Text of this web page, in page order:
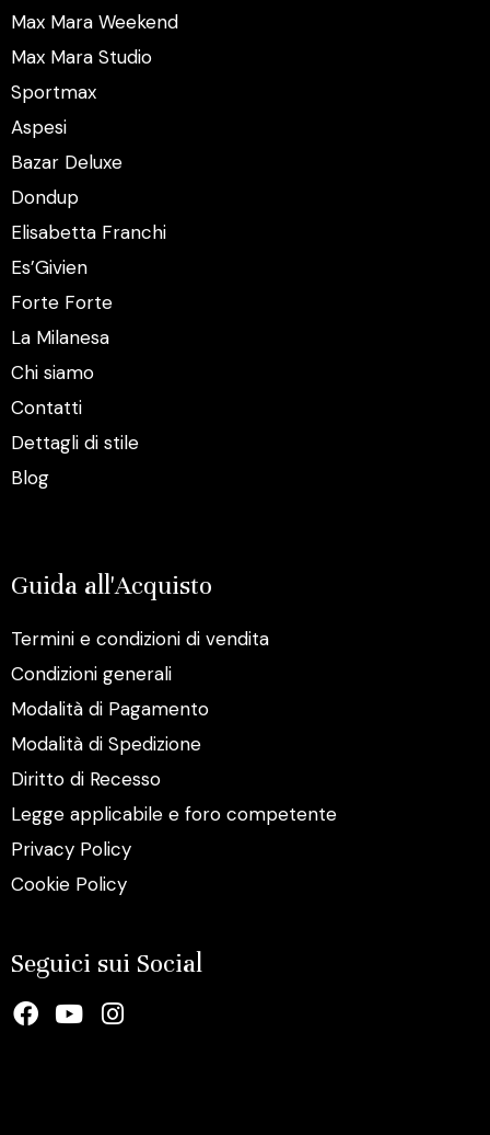
Max Mara Weekend
Max Mara Studio
Sportmax
Aspesi
Bazar Deluxe
Dondup
Elisabetta Franchi
Es’Givien
Forte Forte
La Milanesa
Chi siamo
Contatti
Dettagli di stile
Blog
Guida all'Acquisto
Termini e condizioni di vendita
Condizioni generali
Modalità di Pagamento
Modalità di Spedizione
Diritto di Recesso
Legge applicabile e foro competente
Privacy Policy
Cookie Policy
Seguici sui Social